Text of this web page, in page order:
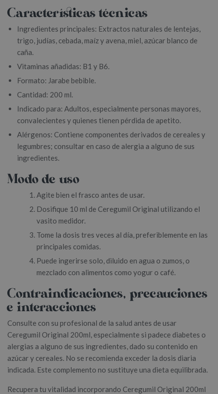
Características técnicas
Ingredientes principales: Extractos naturales de lentejas,
trigo, judías, cebada, maíz y avena, miel, azúcar blanco de
caña.
Vitaminas añadidas: B1 y B6.
Formato: Jarabe bebible.
Cantidad: 200 ml.
Indicado para: Adultos, especialmente personas mayores,
convalecientes y quienes tienen pérdida de apetito.
Alérgenos: Contiene componentes derivados de cereales y
legumbres; consultar en caso de alergia a alguno de sus
ingredientes.
Modo de uso
Agite bien el frasco antes de usar.
Dosifique 10 ml de Ceregumil Original utilizando el
vasito medidor.
Tome la dosis tres veces al día, preferiblemente en las
principales comidas.
Puede ingerirse solo, diluido en agua o zumos, o
mezclado con alimentos como yogur o café.
Contraindicaciones, precauciones
e interacciones
Consulte con su profesional de la salud antes de usar
Ceregumil Original 200ml, especialmente si padece diabetes o
alergias a alguno de sus ingredientes, dado su contenido en
azúcar y cereales. No se recomienda exceder la dosis diaria
indicada. Este complemento no sustituye una dieta equilibrada.
Recupera tu vitalidad incorporando Ceregumil Original 200ml